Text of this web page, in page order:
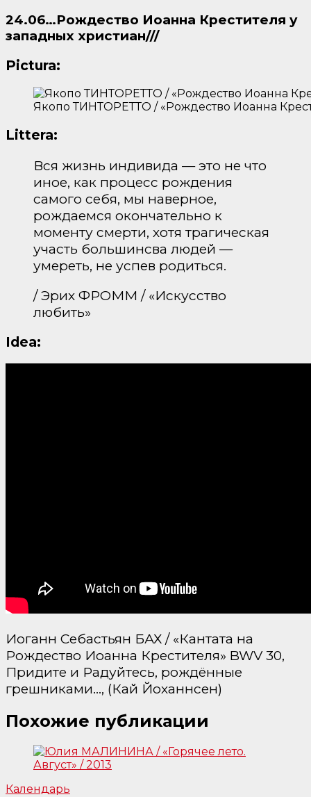
24.06…Рождество Иоанна Крестителя у
западных христиан///
Pictura:
Якопо ТИНТОРЕТТО / «Рождество Иоанна
Littera:
Вся жизнь индивида — это не что
иное, как процесс рождения
самого себя, мы наверное,
рождаемся окончательно к
моменту смерти, хотя трагическая
участь большинсва людей —
умереть, не успев родиться.
/ Эрих ФРОММ / «Искусство
любить»
Idea:
Иоганн Себастьян БАХ / «Кантата на
Рождество Иоанна Крестителя» BWV 30,
Придите и Радуйтесь, рождённые
грешниками…, (Кай Йоханнсен)
Похожие публикации
Календарь